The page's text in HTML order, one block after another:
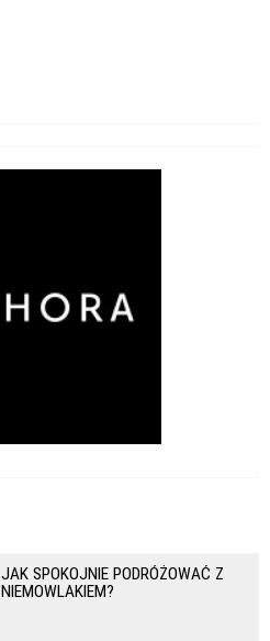
JAK SPOKOJNIE PODRÓŻOWAĆ Z
NIEMOWLAKIEM?